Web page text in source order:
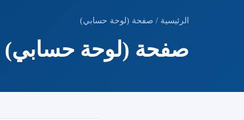
الرئيسية / صفحة (لوحة حسابي)
صفحة (لوحة حسابي)